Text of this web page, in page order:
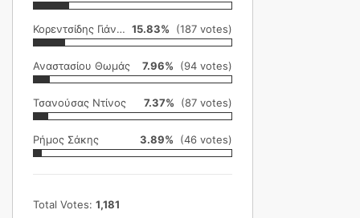
Κορεντσίδης Γιάννης 15.83% (187 votes)
Αναστασίου Θωμάς 7.96% (94 votes)
Τσανούσας Ντίνος 7.37% (87 votes)
Ρήμος Σάκης 3.89% (46 votes)
Total Votes: 1,181